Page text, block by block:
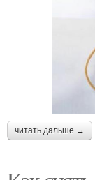
читать дальше →